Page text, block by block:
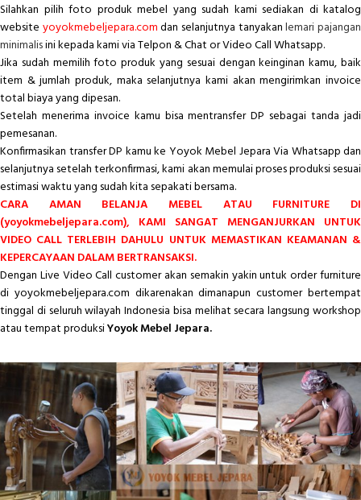
Silahkan pilih foto produk mebel yang sudah kami sediakan di katalog
website yoyokmebeljepara.comdan selanjutnya tanyakanlemari pajangan
minimalisini kepada kami via Telpon & Chat or Video Call Whatsapp.
Jika sudah memilih foto produk yang sesuai dengan keinginan kamu, baik
item & jumlah produk, maka selanjutnya kami akan mengirimkan invoice
total biaya yang dipesan.
Setelah menerima invoice kamu bisa mentransfer DP sebagai tanda jadi
pemesanan.
Konfirmasikan transfer DP kamu ke Yoyok Mebel Jepara Via Whatsapp dan
selanjutnya setelah terkonfirmasi, kami akan memulai proses produksi sesuai
estimasi waktu yang sudah kita sepakati bersama.
CARA AMAN BELANJA MEBEL ATAU FURNITURE DI
(yoyokmebeljepara.com), KAMI SANGAT MENGANJURKAN UNTUK
VIDEO CALL TERLEBIH DAHULU UNTUK MEMASTIKAN KEAMANAN &
KEPERCAYAAN DALAM BERTRANSAKSI.
Dengan Live Video Call customer akan semakin yakin untuk order furniture
di yoyokmebeljepara.com dikarenakan dimanapun customer bertempat
tinggal di seluruh wilayah Indonesia bisa melihat secara langsung workshop
atau tempat produksiYoyok Mebel Jepara.